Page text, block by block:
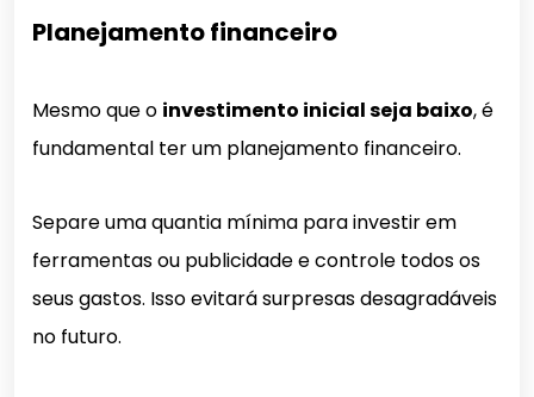
Planejamento financeiro
Mesmo que o investimento inicial seja baixo, é
fundamental ter um planejamento financeiro.
Separe uma quantia mínima para investir em
ferramentas ou publicidade e controle todos os
seus gastos. Isso evitará surpresas desagradáveis
no futuro.